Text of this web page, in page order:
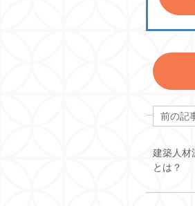
前の記
建築人材
とは？